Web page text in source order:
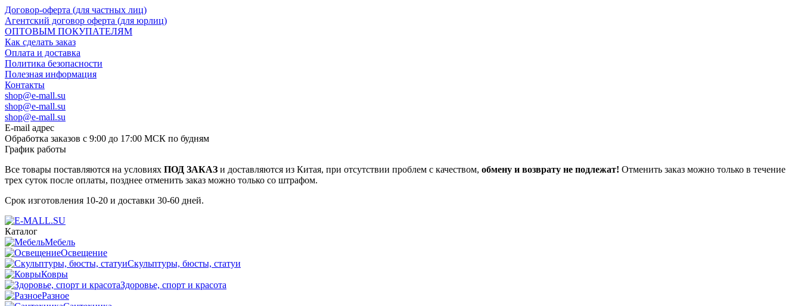
Договор-оферта (для частных лиц)
Агентский договор оферта (для юрлиц)
ОПТОВЫМ ПОКУПАТЕЛЯМ
Как сделать заказ
Оплата и доставка
Политика безопасности
Полезная информация
Контакты
shop@e-mall.su
shop@e-mall.su
shop@e-mall.su
E-mail адрес
Обработка заказов с 9:00 до 17:00 МСК по будням
График работы
Все товары поставляются на условиях ПОД ЗАКАЗ и доставляются из Китая, при отсутствии проблем с качеством, обмену и возврату не подлежат! Отменить заказ можно только в течение
трех суток после оплаты, позднее отменить заказ можно только со штрафом.
Срок изготовления 10-20 и доставки 30-60 дней.
Каталог
Мебель
Освещение
Скульптуры, бюсты, статуи
Ковры
Здоровье, спорт и красота
Разное